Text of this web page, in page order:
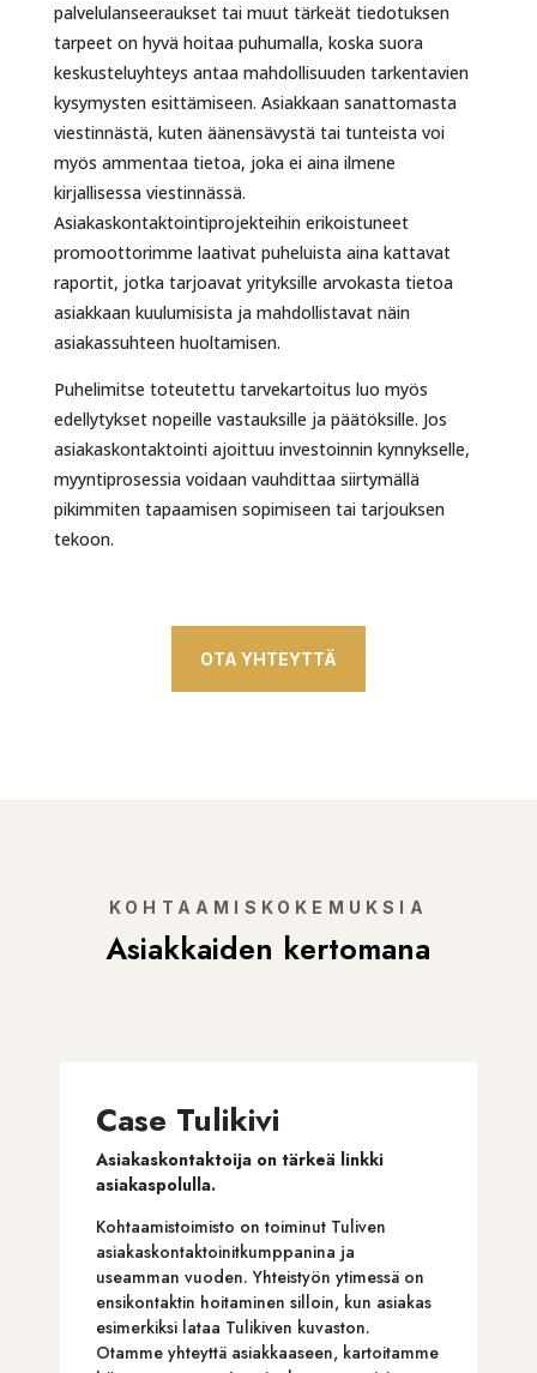
palvelulanseeraukset tai muut tärkeät tiedotuksen
tarpeet on hyvä hoitaa puhumalla, koska suora
keskusteluyhteys antaa mahdollisuuden tarkentavien
kysymysten esittämiseen. Asiakkaan sanattomasta
viestinnästä, kuten äänensävystä tai tunteista voi
myös ammentaa tietoa, joka ei aina ilmene
kirjallisessa viestinnässä.
Asiakaskontaktointiprojekteihin erikoistuneet
promoottorimme laativat puheluista aina kattavat
raportit, jotka tarjoavat yrityksille arvokasta tietoa
asiakkaan kuulumisista ja mahdollistavat näin
asiakassuhteen huoltamisen.
Puhelimitse toteutettu tarvekartoitus luo myös
edellytykset nopeille vastauksille ja päätöksille. Jos
asiakaskontaktointi ajoittuu investoinnin kynnykselle,
myyntiprosessia voidaan vauhdittaa siirtymällä
pikimmiten tapaamisen sopimiseen tai tarjouksen
tekoon.
OTA YHTEYTTÄ
KOHTAAMISKOKEMUKSIA
Asiakkaiden kertomana
Case Tulikivi
Asiakaskontaktoija on tärkeä linkki
asiakaspolulla.
Kohtaamistoimisto on toiminut Tuliven
asiakaskontaktoinitkumppanina ja
useamman vuoden. Yhteistyön ytimessä on
ensikontaktin hoitaminen silloin, kun asiakas
esimerkiksi lataa Tulikiven kuvaston.
Otamme yhteyttä asiakkaaseen, kartoitamme